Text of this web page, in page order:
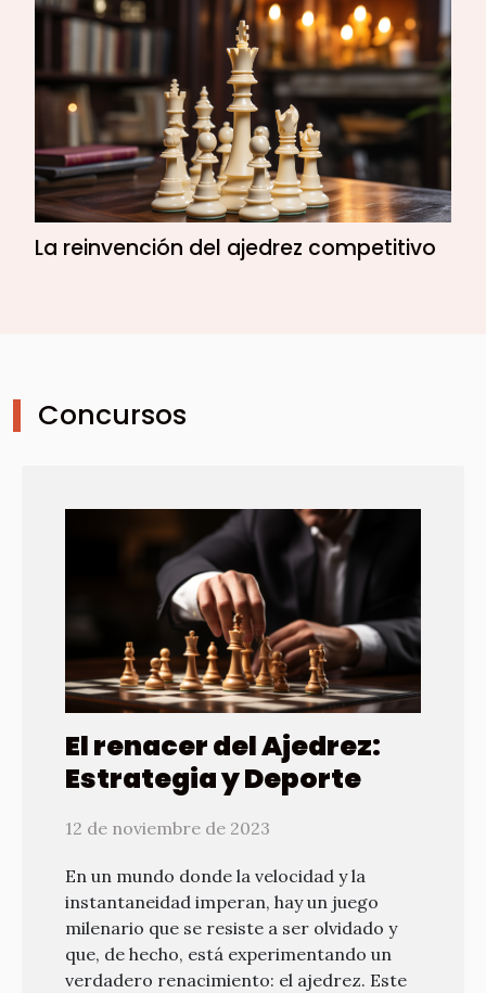
La reinvención del ajedrez competitivo
Concursos
El renacer del Ajedrez:
Estrategia y Deporte
12 de noviembre de 2023
En un mundo donde la velocidad y la
instantaneidad imperan, hay un juego
milenario que se resiste a ser olvidado y
que, de hecho, está experimentando un
verdadero renacimiento: el ajedrez. Este